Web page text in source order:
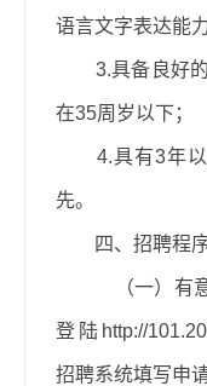
语言文字表达能
3.具备良好的
在35周岁以下；
4.具有3年
先。
四、招聘程
（一）有意
登陆 http://
招聘系统填写申